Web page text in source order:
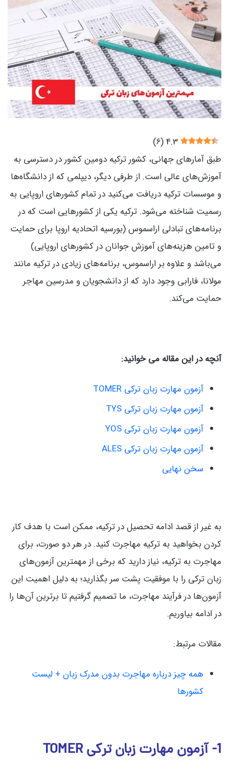
4.3
(
6
)
طبق آمارهای جهانی، کشور ترکیه دومین کشور در دسترسی به
آموزش‌های عالی است. از طرفی دیگر، دیپلمی که از دانشگاه‌ها
و موسسات ترکیه دریافت می‌کنید در تمام کشورهای اروپایی به
رسمیت شناخته می‌شود. ترکیه یکی از کشورهایی است که در
برنامه‌های تبادلی اراسموس (بورسیه اتحادیه اروپا برای حمایت
و تامین هزینه‌های آموزش جوانان در کشورهای اروپایی)
می‌باشد و علاوه بر اراسموس، برنامه‌های زیادی در ترکیه مانند
مولانا، فارابی وجود دارد که از دانشجویان و مدرسین مهاجر
حمایت می‌کند.
آنچه در این مقاله می خوانید:
آزمون مهارت زبان ترکی TOMER
آزمون مهارت زبان ترکی TYS
آزمون مهارت زبان ترکی YOS
آزمون مهارت زبان ترکی ALES
سخن نهایی
به غیر از قصد ادامه تحصیل در ترکیه، ممکن است با هدف کار
کردن بخواهید به ترکیه مهاجرت کنید. در هر دو صورت، برای
مهاجرت به ترکیه، نیاز دارید که برخی از مهمترین آزمون‌های
زبان ترکی را با موفقیت پشت سر بگذارید؛ به دلیل اهمیت این
آزمون‌ها در فرآیند مهاجرت، ما تصمیم گرفتیم تا برترین آن‌ها را
در ادامه بیاوریم.
مقالات مرتبط:
همه چیز درباره مهاجرت بدون مدرک زبان + لیست
کشورها
1- آزمون مهارت زبان ترکی TOMER